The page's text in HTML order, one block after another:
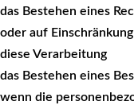
das Bestehen eines
oder auf
diese Verarbeitung
das Bestehen eines
wenn die